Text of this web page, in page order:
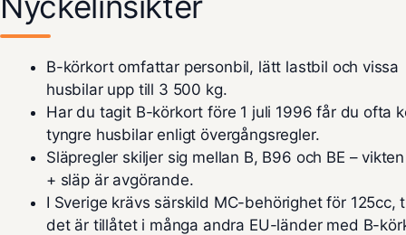
B-körkort omfattar personbil, lätt lastbil och vissa
husbilar upp till 3 500 kg.
Har du tagit B-körkort före 1 juli 1996 får du ofta
tyngre husbilar enligt övergångsregler.
Släpregler skiljer sig mellan B, B96 och BE –
+ släp är avgörande.
I Sverige krävs särskild MC-behörighet för 125cc,
det är tillåtet i många andra EU-länder med B-